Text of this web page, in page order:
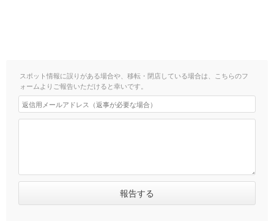
スポット情報に誤りがある場合や、移転・閉店している場合は、こちらのフ
ォームよりご報告いただけると幸いです。